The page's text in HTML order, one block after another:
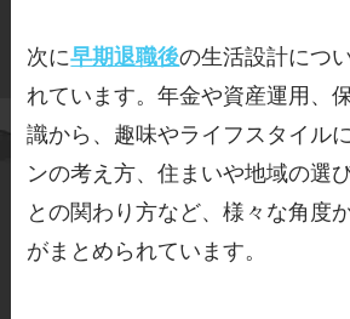
次に早期退職後の生活設計につ
れています。年金や資産運用、
識から、趣味やライフスタイル
ンの考え方、住まいや地域の選
との関わり方など、様々な角度
がまとめられています。